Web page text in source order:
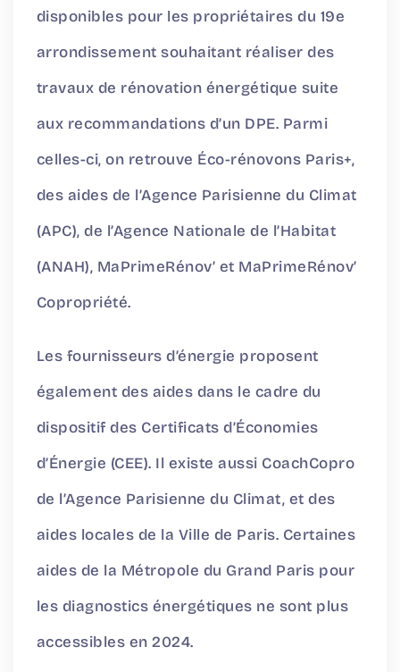
disponibles pour les propriétaires du 19e
arrondissement souhaitant réaliser des
travaux de rénovation énergétique suite
aux recommandations d’un DPE. Parmi
celles-ci, on retrouve Éco-rénovons Paris+,
des aides de l’Agence Parisienne du Climat
(APC), de l’Agence Nationale de l’Habitat
(ANAH), MaPrimeRénov’ et MaPrimeRénov’
Copropriété.
Les fournisseurs d’énergie proposent
également des aides dans le cadre du
dispositif des Certificats d’Économies
d’Énergie (CEE). Il existe aussi CoachCopro
de l’Agence Parisienne du Climat, et des
aides locales de la Ville de Paris. Certaines
aides de la Métropole du Grand Paris pour
les diagnostics énergétiques ne sont plus
accessibles en 2024.